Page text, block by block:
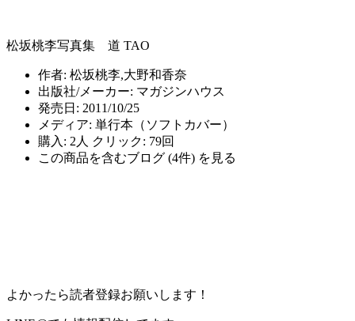
松坂桃李写真集 道 TAO
作者: 松坂桃李,大野和香奈
出版社/メーカー: マガジンハウス
発売日: 2011/10/25
メディア: 単行本（ソフトカバー）
購入 : 2人 クリック: 79回
この商品を含むブログ (4件) を見る
よかったら読者登録お願いします！